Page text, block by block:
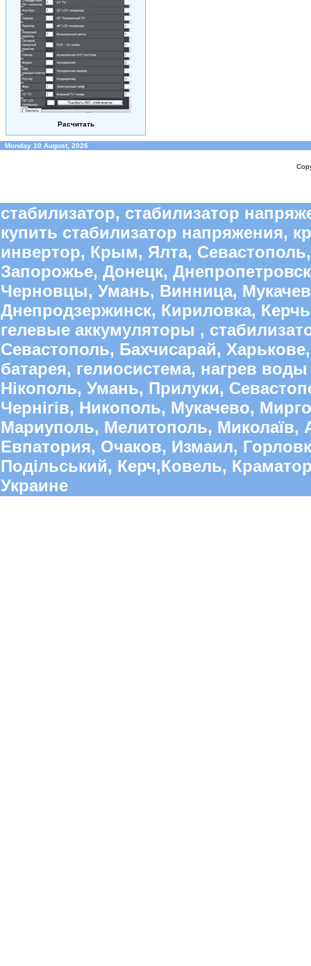
Расчитать
Monday 10 August, 2026
стабилизатор, стабилизатор
купить стабилизатор напряжения,
инвертор, Крым, Ялта,
Запорожье, Донецк,
Черновцы, Умань, Винница,
Днепродзержинск, Кириловка,
гелевые аккумуляторы ,
Севастополь, Бахчисарай,
батарея, гелиосистема, нагрев
Нікополь, Умань, Прилуки,
Чернігів, Никополь, Мукачево,
Мариуполь, Мелитополь, Миколаїв,
Евпатория, Очаков, Измаил,
Подільський, Керч,Ковель,
Украине